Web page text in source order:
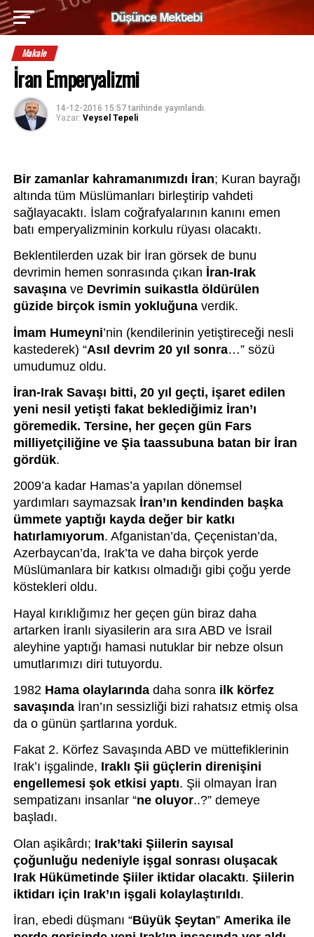
Makale
İran Emperyalizmi
14-12-2016 15:57tarihinde yayınlandı.
Yazar: Veysel Tepeli
Bir zamanlar kahramanımızdı İran; Kuran bayrağı
altında tüm Müslümanları birleştirip vahdeti
sağlayacaktı. İslam coğrafyalarının kanını emen
batı emperyalizminin korkulu rüyası olacaktı.
Beklentilerden uzak bir İran görsek de bunu
devrimin hemen sonrasında çıkan İran-Irak
savaşına ve Devrimin suikastla öldürülen
güzide birçok ismin yokluğuna verdik.
İmam Humeyni’nin (kendilerinin yetiştireceği nesli
kastederek) “Asıl devrim 20 yıl sonra…” sözü
umudumuz oldu.
İran-Irak Savaşı bitti, 20 yıl geçti, işaret edilen
yeni nesil yetişti fakat beklediğimiz İran’ı
göremedik. Tersine, her geçen gün Fars
milliyetçiliğine ve Şia taassubuna batan bir İran
gördük.
2009’a kadar Hamas’a yapılan dönemsel
yardımları saymazsak İran’ın kendinden başka
ümmete yaptığı kayda değer bir katkı
hatırlamıyorum. Afganistan’da, Çeçenistan’da,
Azerbaycan’da, Irak’ta ve daha birçok yerde
Müslümanlara bir katkısı olmadığı gibi çoğu yerde
köstekleri oldu.
Hayal kırıklığımız her geçen gün biraz daha
artarken İranlı siyasilerin ara sıra ABD ve İsrail
aleyhine yaptığı hamasi nutuklar bir nebze olsun
umutlarımızı diri tutuyordu.
1982 Hama olaylarında daha sonra ilk körfez
savaşında İran’ın sessizliği bizi rahatsız etmiş olsa
da o günün şartlarına yorduk.
Fakat 2. Körfez Savaşında ABD ve müttefiklerinin
Irak’ı işgalinde, Iraklı Şii güçlerin direnişini
engellemesi şok etkisi yaptı. Şii olmayan İran
sempatizanı insanlar “ne oluyor..?” demeye
başladı.
Olan aşikârdı; Irak’taki Şiilerin sayısal
çoğunluğu nedeniyle işgal sonrası oluşacak
Irak Hükümetinde Şiiler iktidar olacaktı. Şiilerin
iktidarı için Irak’ın işgali kolaylaştırıldı.
İran, ebedi düşmanı “Büyük Şeytan” Amerika ile